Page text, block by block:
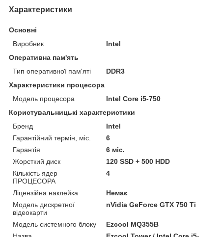
Характеристики
Основні
Виробник
Intel
Оперативна пам'ять
Тип оперативної пам'яті
DDR3
Характеристики процесора
Модель процесора
Intel Core i5-750
Користувальницькі характеристики
Бренд
Intel
Гарантійний термін, міс.
6
Гарантія
6 міс.
Жорсткий диск
120 SSD + 500 HDD
Кількість ядер
ПРОЦЕСОРА
4
Ліцензійна наклейка
Немає
Модель дискретної
відеокарти
nVidia GeForce GTX 750 Ti
Модель системного блоку
Ezcool MQ355B